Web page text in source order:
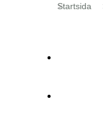
Du är här:
Startsida